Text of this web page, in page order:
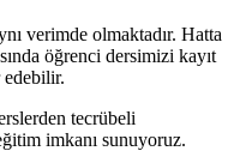
verimde olmaktadır. Hatta
öğrenci dersimizi kayıt
edebilir.
tecrübeli
imkanı sunuyoruz.